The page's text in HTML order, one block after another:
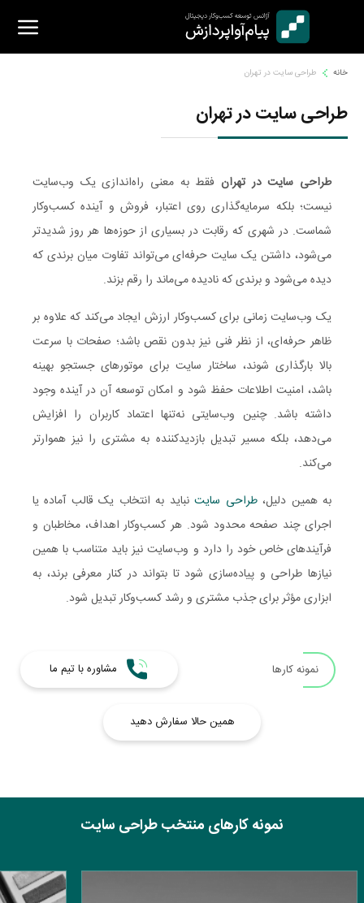
content
خانه طراحی سایت در تهران
طراحی سایت در تهران
طراحی سایت در تهران فقط به معنی راه‌اندازی یک وب‌سایت
نیست؛ بلکه سرمایه‌گذاری روی اعتبار، فروش و آینده کسب‌وکار
شماست. در شهری که رقابت در بسیاری از حوزه‌ها هر روز شدیدتر
می‌شود، داشتن یک سایت حرفه‌ای می‌تواند تفاوت میان برندی که
دیده می‌شود و برندی که نادیده می‌ماند را رقم بزند.
یک وب‌سایت زمانی برای کسب‌وکار ارزش ایجاد می‌کند که علاوه بر
ظاهر حرفه‌ای، از نظر فنی نیز بدون نقص باشد؛ صفحات با سرعت
بالا بارگذاری شوند، ساختار سایت برای موتورهای جستجو بهینه
باشد، امنیت اطلاعات حفظ شود و امکان توسعه آن در آینده وجود
داشته باشد. چنین وب‌سایتی نه‌تنها اعتماد کاربران را افزایش
می‌دهد، بلکه مسیر تبدیل بازدیدکننده به مشتری را نیز هموارتر
می‌کند.
به همین دلیل،طراحی سایتنباید به انتخاب یک قالب آماده یا
اجرای چند صفحه محدود شود. هر کسب‌وکار اهداف، مخاطبان و
فرآیندهای خاص خود را دارد و وب‌سایت نیز باید متناسب با همین
نیازها طراحی و پیاده‌سازی شود تا بتواند در کنار معرفی برند، به
ابزاری مؤثر برای جذب مشتری و رشد کسب‌وکار تبدیل شود.
مشاوره با تیم ما نمونه کارها
همین حالا سفارش دهید
نمونه کارهای منتخب طراحی سایت